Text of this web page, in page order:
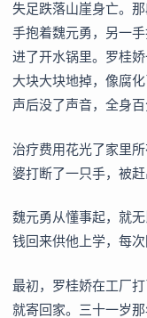
失足跌落山崖身亡。
手抱着魏元勇，另一
进了开水锅里。罗桂
大块大块地掉，像腐
声后没了声音，全身
治疗费用花光了家里
婆打断了一只手，被赶
魏元勇从懂事起，就
钱回来供他上学，每
最初，罗桂娇在工厂
就寄回家。三十一岁